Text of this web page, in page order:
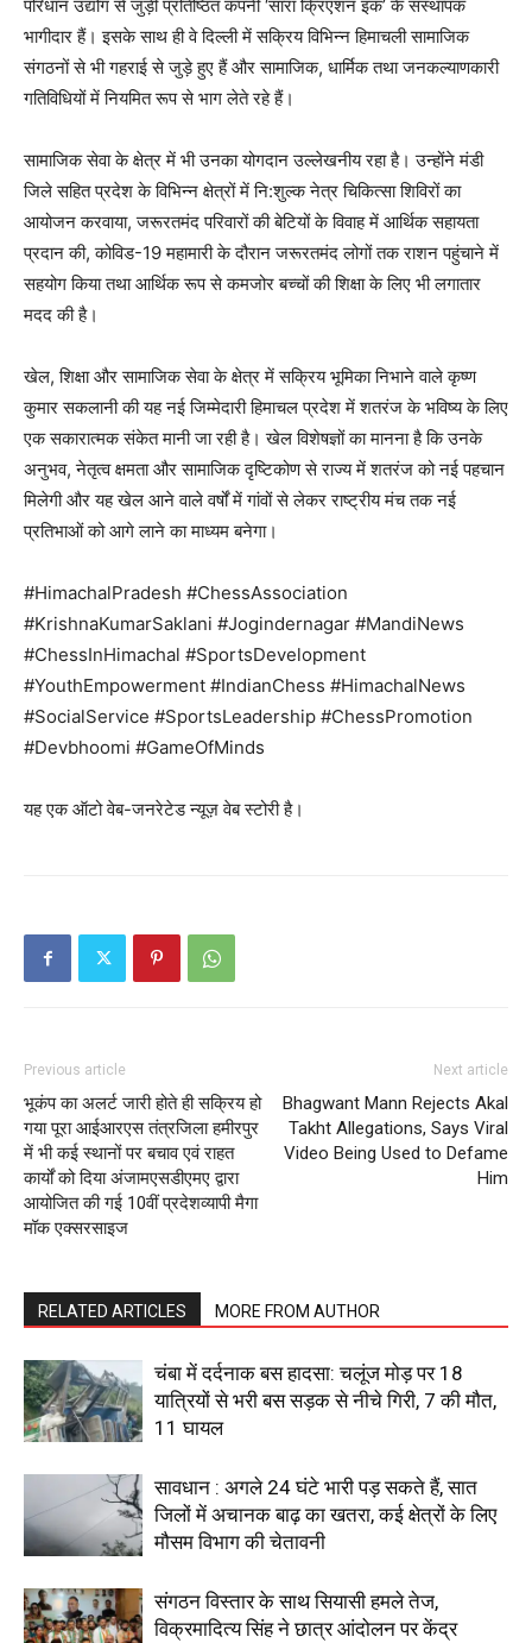
Magazine PRO
Company
About
Subscription Plans
My account
परिधान उद्योग से जुड़ी प्रतिष्ठित कंपनी ‘सारा क्रिएशन इंक’ के संस्थापक
भागीदार हैं। इसके साथ ही वे दिल्ली में सक्रिय विभिन्न हिमाचली सामाजिक
संगठनों से भी गहराई से जुड़े हुए हैं और सामाजिक, धार्मिक तथा जनकल्याणकारी
गतिविधियों में नियमित रूप से भाग लेते रहे हैं।
सामाजिक सेवा के क्षेत्र में भी उनका योगदान उल्लेखनीय रहा है। उन्होंने मंडी
जिले सहित प्रदेश के विभिन्न क्षेत्रों में नि:शुल्क नेत्र चिकित्सा शिविरों का
आयोजन करवाया, जरूरतमंद परिवारों की बेटियों के विवाह में आर्थिक सहायता
प्रदान की, कोविड-19 महामारी के दौरान जरूरतमंद लोगों तक राशन पहुंचाने में
सहयोग किया तथा आर्थिक रूप से कमजोर बच्चों की शिक्षा के लिए भी लगातार
मदद की है।
खेल, शिक्षा और सामाजिक सेवा के क्षेत्र में सक्रिय भूमिका निभाने वाले कृष्ण
कुमार सकलानी की यह नई जिम्मेदारी हिमाचल प्रदेश में शतरंज के भविष्य के लिए
एक सकारात्मक संकेत मानी जा रही है। खेल विशेषज्ञों का मानना है कि उनके
अनुभव, नेतृत्व क्षमता और सामाजिक दृष्टिकोण से राज्य में शतरंज को नई पहचान
मिलेगी और यह खेल आने वाले वर्षों में गांवों से लेकर राष्ट्रीय मंच तक नई
प्रतिभाओं को आगे लाने का माध्यम बनेगा।
#HimachalPradesh #ChessAssociation
#KrishnaKumarSaklani #Jogindernagar #MandiNews
#ChessInHimachal #SportsDevelopment
#YouthEmpowerment #IndianChess #HimachalNews
#SocialService #SportsLeadership #ChessPromotion
#Devbhoomi #GameOfMinds
यह एक ऑटो वेब-जनरेटेड न्यूज़ वेब स्टोरी है।
Previous article
भूकंप का अलर्ट जारी होते ही सक्रिय हो
गया पूरा आईआरएस तंत्रजिला हमीरपुर
में भी कई स्थानों पर बचाव एवं राहत
कार्यों को दिया अंजामएसडीएमए द्वारा
आयोजित की गई 10वीं प्रदेशव्यापी मैगा
मॉक एक्सरसाइज
Next article
Bhagwant Mann Rejects Akal
Takht Allegations, Says Viral
Video Being Used to Defame
Him
RELATED ARTICLES MORE FROM AUTHOR
चंबा में दर्दनाक बस हादसा: चलूंज मोड़ पर 18
यात्रियों से भरी बस सड़क से नीचे गिरी, 7 की मौत,
11 घायल
सावधान : अगले 24 घंटे भारी पड़ सकते हैं, सात
जिलों में अचानक बाढ़ का खतरा, कई क्षेत्रों के लिए
मौसम विभाग की चेतावनी
संगठन विस्तार के साथ सियासी हमले तेज,
विक्रमादित्य सिंह ने छात्र आंदोलन पर केंद्र